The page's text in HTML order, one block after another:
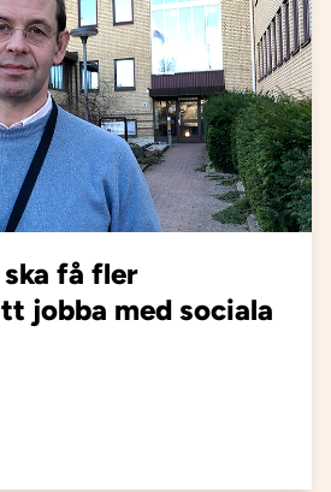
få fler
jobba med sociala